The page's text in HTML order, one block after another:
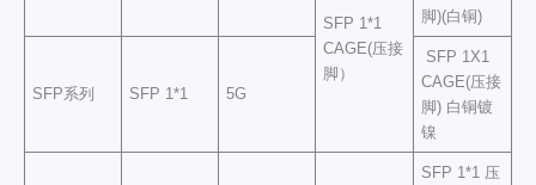
SFP 1*1
CAGE(压接
脚）
脚)(白铜)
SFP系列 SFP 1*1 5G
SFP 1X1
CAGE(压接
脚) 白铜镀
镍
SFP 1*1 压